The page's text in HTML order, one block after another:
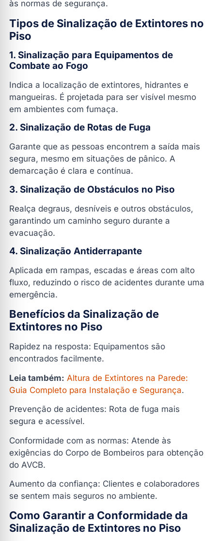
às normas de segurança.
Tipos de Sinalização de Extintores no
Piso
1. Sinalização para Equipamentos de
Combate ao Fogo
Indica a localização de extintores, hidrantes e
mangueiras. É projetada para ser visível mesmo
em ambientes com fumaça.
2. Sinalização de Rotas de Fuga
Garante que as pessoas encontrem a saída mais
segura, mesmo em situações de pânico. A
demarcação é clara e contínua.
3. Sinalização de Obstáculos no Piso
Realça degraus, desníveis e outros obstáculos,
garantindo um caminho seguro durante a
evacuação.
4. Sinalização Antiderrapante
Aplicada em rampas, escadas e áreas com alto
fluxo, reduzindo o risco de acidentes durante uma
emergência.
Benefícios da Sinalização de
Extintores no Piso
Rapidez na resposta: Equipamentos são
encontrados facilmente.
Leia também: Altura de Extintores na Parede:
Guia Completo para Instalação e Segurança.
Prevenção de acidentes: Rota de fuga mais
segura e acessível.
Conformidade com as normas: Atende às
exigências do Corpo de Bombeiros para obtenção
do AVCB.
Aumento da confiança: Clientes e colaboradores
se sentem mais seguros no ambiente.
Como Garantir a Conformidade da
Sinalização de Extintores no Piso